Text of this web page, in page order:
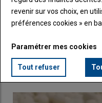
Marché des engrais :
30 avril 2025
L’activité du marché des
avril, période de
revenir sur vos choix, en
préférences cookies » en
Paramétrer mes cookies
Tout refuser